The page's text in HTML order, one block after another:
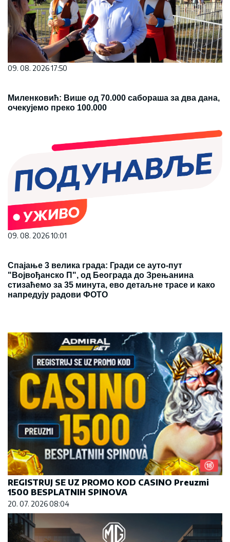
09. 08. 2026 17:50
Миленковић: Више од 70.000 сабораша за два дана,
очекујемо преко 100.000
09. 08. 2026 10:01
Спајање 3 велика града: Гради се ауто-пут
"Војвођанско П", од Београда до Зрењанина
стизаћемо за 35 минута, ево детаљне трасе и како
напредују радови ФОТО
REGISTRUJ SE UZ PROMO KOD CASINO Preuzmi
1500 BESPLATNIH SPINOVA
20. 07. 2026 08:04